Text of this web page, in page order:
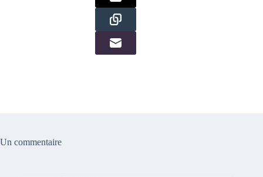
Un commentaire